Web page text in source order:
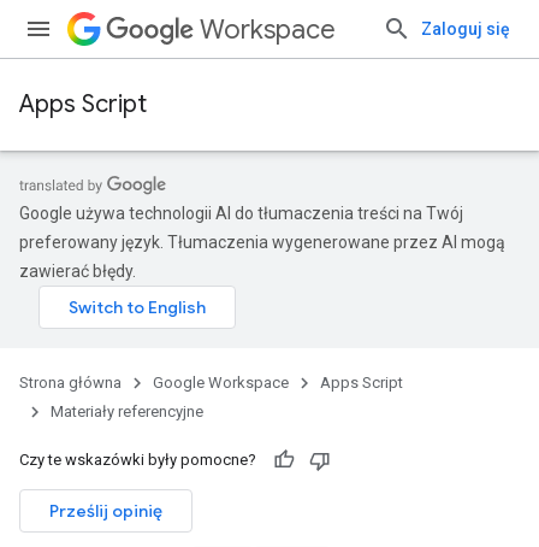
Workspace Zaloguj się
Apps Script
Google używa technologii AI do tłumaczenia treści na Twój
preferowany język. Tłumaczenia wygenerowane przez AI mogą
zawierać błędy.
Strona główna Google Workspace
Apps Script
Materiały referencyjne
Czy te wskazówki były pomocne?
Prześlij opinię